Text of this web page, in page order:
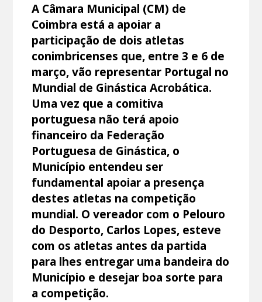
A Câmara Municipal (CM) de
Coimbra está a apoiar a
participação de dois atletas
conimbricenses que, entre 3 e 6 de
março, vão representar Portugal no
Mundial de Ginástica Acrobática.
Uma vez que a comitiva
portuguesa não terá apoio
financeiro da Federação
Portuguesa de Ginástica, o
Município entendeu ser
fundamental apoiar a presença
destes atletas na competição
mundial. O vereador com o Pelouro
do Desporto, Carlos Lopes, esteve
com os atletas antes da partida
para lhes entregar uma bandeira do
Município e desejar boa sorte para
a competição.